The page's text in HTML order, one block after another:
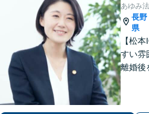
あゆみ
長野
県
【松
すい雰
離婚後